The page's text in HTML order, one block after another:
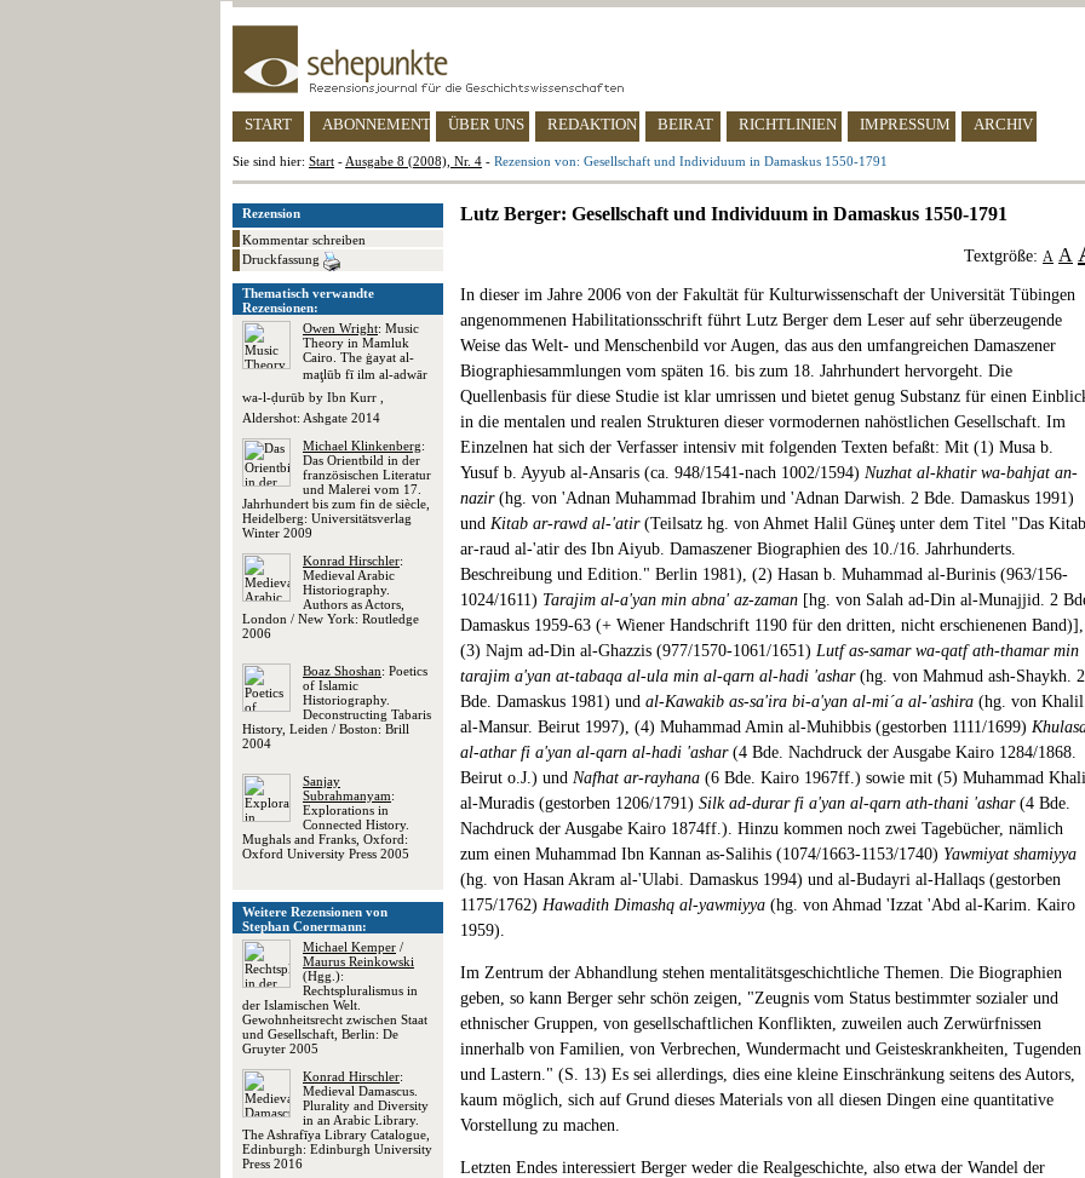
START ABONNEMENT ÜBER UNS REDAKTION BEIRAT RICHTLINIEN IMPRESSUM ARCHIV
Sie sind hier: Start - Ausgabe 8 (2008), Nr. 4 - Rezension von: Gesellschaft und Individuum in Damaskus 1550-1791
Rezension
Kommentar schreiben
Druckfassung
Thematisch verwandte
Rezensionen:
Owen Wright: Music
Theory in Mamluk
Cairo. The ġayat al-
maţlūb fī ilm al-adwār
wa-l-ḍurūb by Ibn Kurr ,
Aldershot: Ashgate 2014
Michael Klinkenberg:
Das Orientbild in der
französischen Literatur
und Malerei vom 17.
Jahrhundert bis zum fin de siècle,
Heidelberg: Universitätsverlag
Winter 2009
Konrad Hirschler:
Medieval Arabic
Historiography.
Authors as Actors,
London / New York: Routledge
2006
Boaz Shoshan: Poetics
of Islamic
Historiography.
Deconstructing Tabaris
History, Leiden / Boston: Brill
2004
Sanjay
Subrahmanyam:
Explorations in
Connected History.
Mughals and Franks, Oxford:
Oxford University Press 2005
Weitere Rezensionen von
Stephan Conermann:
Michael Kemper /
Maurus Reinkowski
(Hgg.):
Rechtspluralismus in
der Islamischen Welt.
Gewohnheitsrecht zwischen Staat
und Gesellschaft, Berlin: De
Gruyter 2005
Konrad Hirschler:
Medieval Damascus.
Plurality and Diversity
in an Arabic Library.
The Ashrafīya Library Catalogue,
Edinburgh: Edinburgh University
Press 2016
Lutz Berger: Gesellschaft und Individuum in Damaskus 1550-1791
Textgröße: A A
In dieser im Jahre 2006 von der Fakultät für Kulturwissenschaft der Universität Tübingen
angenommenen Habilitationsschrift führt Lutz Berger dem Leser auf sehr überzeugende
Weise das Welt- und Menschenbild vor Augen, das aus den umfangreichen Damaszener
Biographiesammlungen vom späten 16. bis zum 18. Jahrhundert hervorgeht. Die
Quellenbasis für diese Studie ist klar umrissen und bietet genug Substanz für einen
in die mentalen und realen Strukturen dieser vormodernen nahöstlichen Gesellschaft. Im
Einzelnen hat sich der Verfasser intensiv mit folgenden Texten befaßt: Mit (1) Musa b.
Yusuf b. Ayyub al-Ansaris (ca. 948/1541-nach 1002/1594) Nuzhat al-khatir wa-bahjat an-
nazir(hg. von 'Adnan Muhammad Ibrahim und 'Adnan Darwish. 2 Bde. Damaskus 1991)
und Kitab ar-rawd al-'atir(Teilsatz hg. von Ahmet Halil Güneş unter dem Titel "Das Kitab
ar-raud al-'atir des Ibn Aiyub. Damaszener Biographien des 10./16. Jahrhunderts.
Beschreibung und Edition." Berlin 1981), (2) Hasan b. Muhammad al-Burinis (963/156-
1024/1611) Tarajim al-a'yan min abna' az-zaman [hg. von Salah ad-Din al-Munajjid. 2
Damaskus 1959-63 (+ Wiener Handschrift 1190 für den dritten, nicht erschienenen Band)],
(3) Najm ad-Din al-Ghazzis (977/1570-1061/1651) Lutf as-samar wa-qatf ath-thamar min
tarajim a'yan at-tabaqa al-ula min al-qarn al-hadi 'ashar(hg. von Mahmud ash-Shaykh. 2
Bde. Damaskus 1981) und al-Kawakib as-sa'ira bi-a'yan al-mi´a al-'ashira (hg. von Khalil
al-Mansur. Beirut 1997), (4) Muhammad Amin al-Muhibbis (gestorben 1111/1699)
al-athar fi a'yan al-qarn al-hadi 'ashar(4 Bde. Nachdruck der Ausgabe Kairo 1284/1868.
Beirut o.J.) und Nafhat ar-rayhana (6 Bde. Kairo 1967ff.) sowie mit (5) Muhammad
al-Muradis (gestorben 1206/1791) Silk ad-durar fi a'yan al-qarn ath-thani 'ashar(4 Bde.
Nachdruck der Ausgabe Kairo 1874ff.). Hinzu kommen noch zwei Tagebücher, nämlich
zum einen Muhammad Ibn Kannan as-Salihis (1074/1663-1153/1740) Yawmiyat shamiyya
(hg. von Hasan Akram al-'Ulabi. Damaskus 1994) und al-Budayri al-Hallaqs (gestorben
1175/1762) Hawadith Dimashq al-yawmiyya (hg. von Ahmad 'Izzat 'Abd al-Karim. Kairo
1959).
Im Zentrum der Abhandlung stehen mentalitätsgeschichtliche Themen. Die Biographien
geben, so kann Berger sehr schön zeigen, "Zeugnis vom Status bestimmter sozialer und
ethnischer Gruppen, von gesellschaftlichen Konflikten, zuweilen auch Zerwürfnissen
innerhalb von Familien, von Verbrechen, Wundermacht und Geisteskrankheiten, Tugenden
und Lastern." (S. 13) Es sei allerdings, dies eine kleine Einschränkung seitens des Autors,
kaum möglich, sich auf Grund dieses Materials von all diesen Dingen eine quantitative
Vorstellung zu machen.
Letzten Endes interessiert Berger weder die Realgeschichte, also etwa der Wandel der